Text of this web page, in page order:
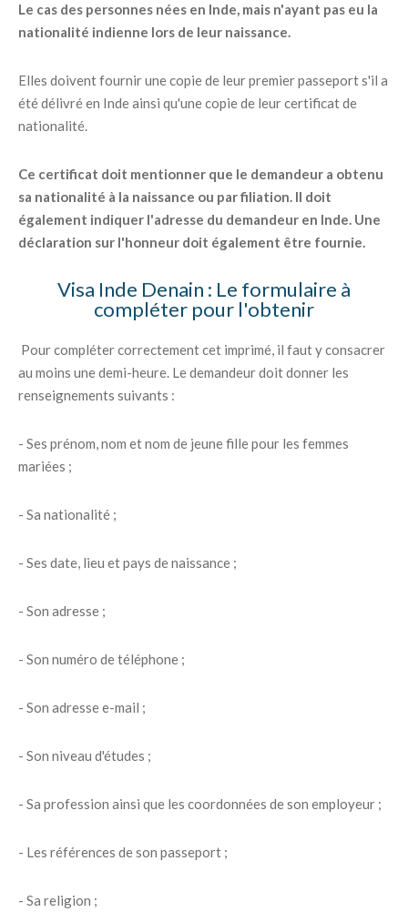
Le cas des personnes nées en Inde, mais n'ayant pas eu la
nationalité indienne lors de leur naissance.
Elles doivent fournir une copie de leur premier passeport s'il a
été délivré en Inde ainsi qu'une copie de leur certificat de
nationalité.
Ce certificat doit mentionner que le demandeur a obtenu
sa nationalité à la naissance ou par filiation. Il doit
également indiquer l'adresse du demandeur en Inde. Une
déclaration sur l'honneur doit également être fournie.
Visa Inde Denain : Le formulaire à
compléter pour l'obtenir
Pour compléter correctement cet imprimé, il faut y consacrer
au moins une demi-heure. Le demandeur doit donner les
renseignements suivants :
- Ses prénom, nom et nom de jeune fille pour les femmes
mariées ;
- Sa nationalité ;
- Ses date, lieu et pays de naissance ;
- Son adresse ;
- Son numéro de téléphone ;
- Son adresse e-mail ;
- Son niveau d'études ;
- Sa profession ainsi que les coordonnées de son employeur ;
- Les références de son passeport ;
- Sa religion ;